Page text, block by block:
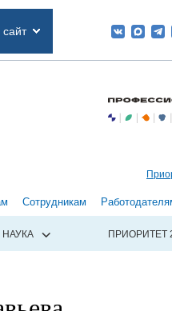
Сотрудникам
НАУКА ПРИОРИТЕТ